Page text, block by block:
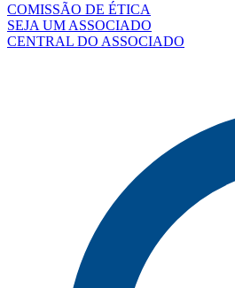
COMISSÃO DE ÉTICA
SEJA UM ASSOCIADO
CENTRAL DO ASSOCIADO